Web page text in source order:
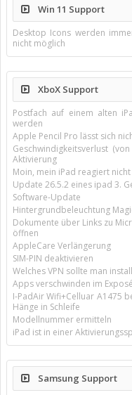
Win 11 Support
Desktop Icons werden
nicht möglich
XboX Support
Postfach auf einem alten
werden
Apple Pencil Pro lässt sich
Geschwindigkeitsverlust
Aktivierung
Moin, mein iPad reagiert
Update 26.5.2 eines ipad 3.
Software-Update
Hintergrundbeleuchtung
Dokumente über Links zu
öffnen
AppleCare Verlängerung
SIM-PIN deaktivieren
Welches VPN sollte man
Apps verschwinden im
I-PadAir Wifi+Celluar A1475
Hänge in Schleife
Modellnummer ermitteln
iPad ist in einer
Samsung Support